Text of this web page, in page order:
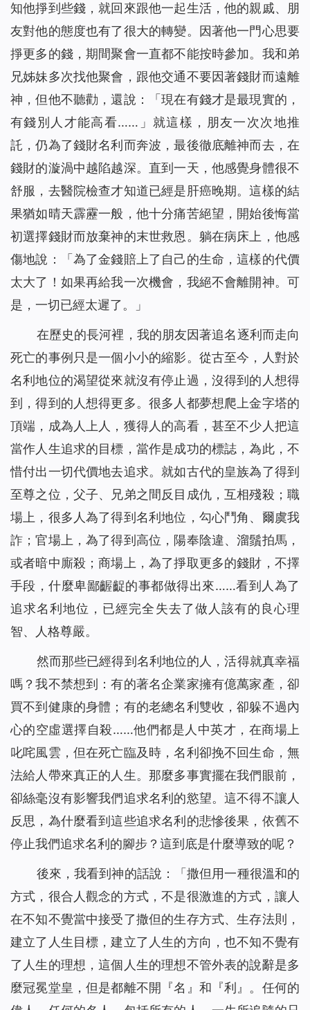
知他掙到些錢，就回來跟他一起生活，他的親戚、朋
友對他的態度也有了很大的轉變。因著他一門心思要
掙更多的錢，期間聚會一直都不能按時參加。我和弟
兄姊妹多次找他聚會，跟他交通不要因著錢財而遠離
神，但他不聽勸，還說：「現在有錢才是最現實的，
有錢別人才能高看……」就這樣，朋友一次次地推
託，仍為了錢財名利而奔波，最後徹底離神而去，在
錢財的漩渦中越陷越深。直到一天，他感覺身體很不
舒服，去醫院檢查才知道已經是肝癌晚期。這樣的結
果猶如晴天霹靂一般，他十分痛苦絕望，開始後悔當
初選擇錢財而放棄神的末世救恩。躺在病床上，他感
傷地說：「為了金錢賠上了自己的生命，這樣的代價
太大了！如果再給我一次機會，我絕不會離開神。可
是，一切已經太遲了。」
在歷史的長河裡，我的朋友因著追名逐利而走向
死亡的事例只是一個小小的縮影。從古至今，人對於
名利地位的渴望從來就沒有停止過，沒得到的人想得
到，得到的人想得更多。很多人都夢想爬上金字塔的
頂端，成為人上人，獲得人的高看，甚至不少人把這
當作人生追求的目標，當作是成功的標誌，為此，不
惜付出一切代價地去追求。就如古代的皇族為了得到
至尊之位，父子、兄弟之間反目成仇，互相殘殺；職
場上，很多人為了得到名利地位，勾心鬥角、爾虞我
詐；官場上，為了得到高位，陽奉陰違、溜鬚拍馬，
或者暗中廝殺；商場上，為了掙取更多的錢財，不擇
手段，什麼卑鄙齷齪的事都做得出來……看到人為了
追求名利地位，已經完全失去了做人該有的良心理
智、人格尊嚴。
然而那些已經得到名利地位的人，活得就真幸福
嗎？我不禁想到：有的著名企業家擁有億萬家產，卻
買不到健康的身體；有的老總名利雙收，卻躲不過內
心的空虛選擇自殺……他們都是人中英才，在商場上
叱咤風雲，但在死亡臨及時，名利卻挽不回生命，無
法給人帶來真正的人生。那麼多事實擺在我們眼前，
卻絲毫沒有影響我們追求名利的慾望。這不得不讓人
反思，為什麼看到這些追求名利的悲慘後果，依舊不
停止我們追求名利的腳步？這到底是什麼導致的呢？
後來，我看到神的話說：「撒但用一種很溫和的
方式，很合人觀念的方式，不是很激進的方式，讓人
在不知不覺當中接受了撒但的生存方式、生存法則，
建立了人生目標，建立了人生的方向，也不知不覺有
了人生的理想，這個人生的理想不管外表的說辭是多
麼冠冕堂皇，但是都離不開『名』和『利』。任何的